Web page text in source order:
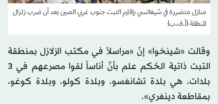
منازل متضررة في شيغاتسي بإقليم التبت جنوب غربي الصين بعد أن ضرب زلزال
المنطقة (أ.ف.ب)
وقالت «شينخوا» إنّ «مراسلاً في مكتب الزلازل بمنطقة
التبت ذاتية الحُكم علم بأنَّ أناساً لقوا مصرعهم في 3
بلدات، هي بلدة تشانغسو، وبلدة كولو، وبلدة كوغو،
بمقاطعة دينغري».